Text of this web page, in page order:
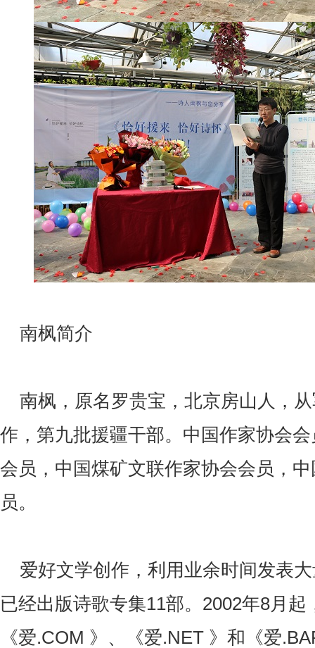
南枫简介
南枫，原名罗贵宝，北京房山人，
作，第九批援疆干部。中国作家协会
会员，中国煤矿文联作家协会会员，
员。
爱好文学创作，利用业余时间发表
已经出版诗歌专集11部。2002年8月起
《爱.COM 》、《爱.NET 》和《爱